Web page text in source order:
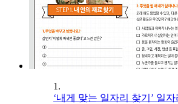
1.
‘내게 맞는 일자리 찾기’ 일